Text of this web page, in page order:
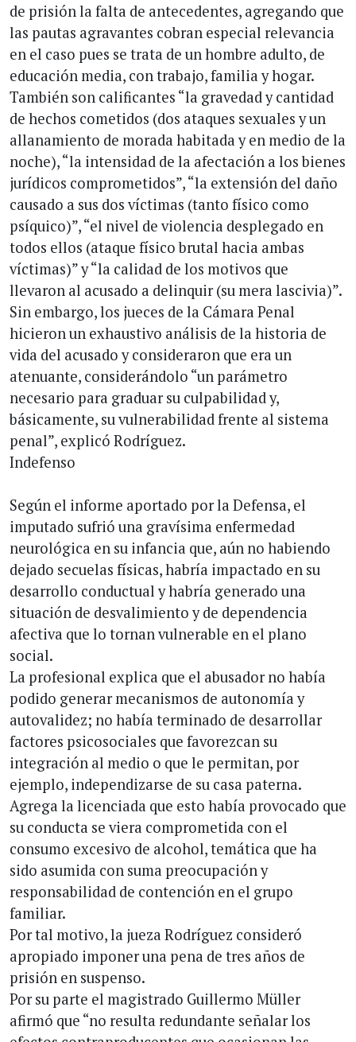
de prisión la falta de antecedentes, agregando que
las pautas agravantes cobran especial relevancia
en el caso pues se trata de un hombre adulto, de
educación media, con trabajo, familia y hogar.
También son calificantes “la gravedad y cantidad
de hechos cometidos (dos ataques sexuales y un
allanamiento de morada habitada y en medio de la
noche), “la intensidad de la afectación a los bienes
jurídicos comprometidos”, “la extensión del daño
causado a sus dos víctimas (tanto físico como
psíquico)”, “el nivel de violencia desplegado en
todos ellos (ataque físico brutal hacia ambas
víctimas)” y “la calidad de los motivos que
llevaron al acusado a delinquir (su mera lascivia)”.
Sin embargo, los jueces de la Cámara Penal
hicieron un exhaustivo análisis de la historia de
vida del acusado y consideraron que era un
atenuante, considerándolo “un parámetro
necesario para graduar su culpabilidad y,
básicamente, su vulnerabilidad frente al sistema
penal”, explicó Rodríguez.
Indefenso
Según el informe aportado por la Defensa, el
imputado sufrió una gravísima enfermedad
neurológica en su infancia que, aún no habiendo
dejado secuelas físicas, habría impactado en su
desarrollo conductual y habría generado una
situación de desvalimiento y de dependencia
afectiva que lo tornan vulnerable en el plano
social.
La profesional explica que el abusador no había
podido generar mecanismos de autonomía y
autovalidez; no había terminado de desarrollar
factores psicosociales que favorezcan su
integración al medio o que le permitan, por
ejemplo, independizarse de su casa paterna.
Agrega la licenciada que esto había provocado que
su conducta se viera comprometida con el
consumo excesivo de alcohol, temática que ha
sido asumida con suma preocupación y
responsabilidad de contención en el grupo
familiar.
Por tal motivo, la jueza Rodríguez consideró
apropiado imponer una pena de tres años de
prisión en suspenso.
Por su parte el magistrado Guillermo Müller
afirmó que “no resulta redundante señalar los